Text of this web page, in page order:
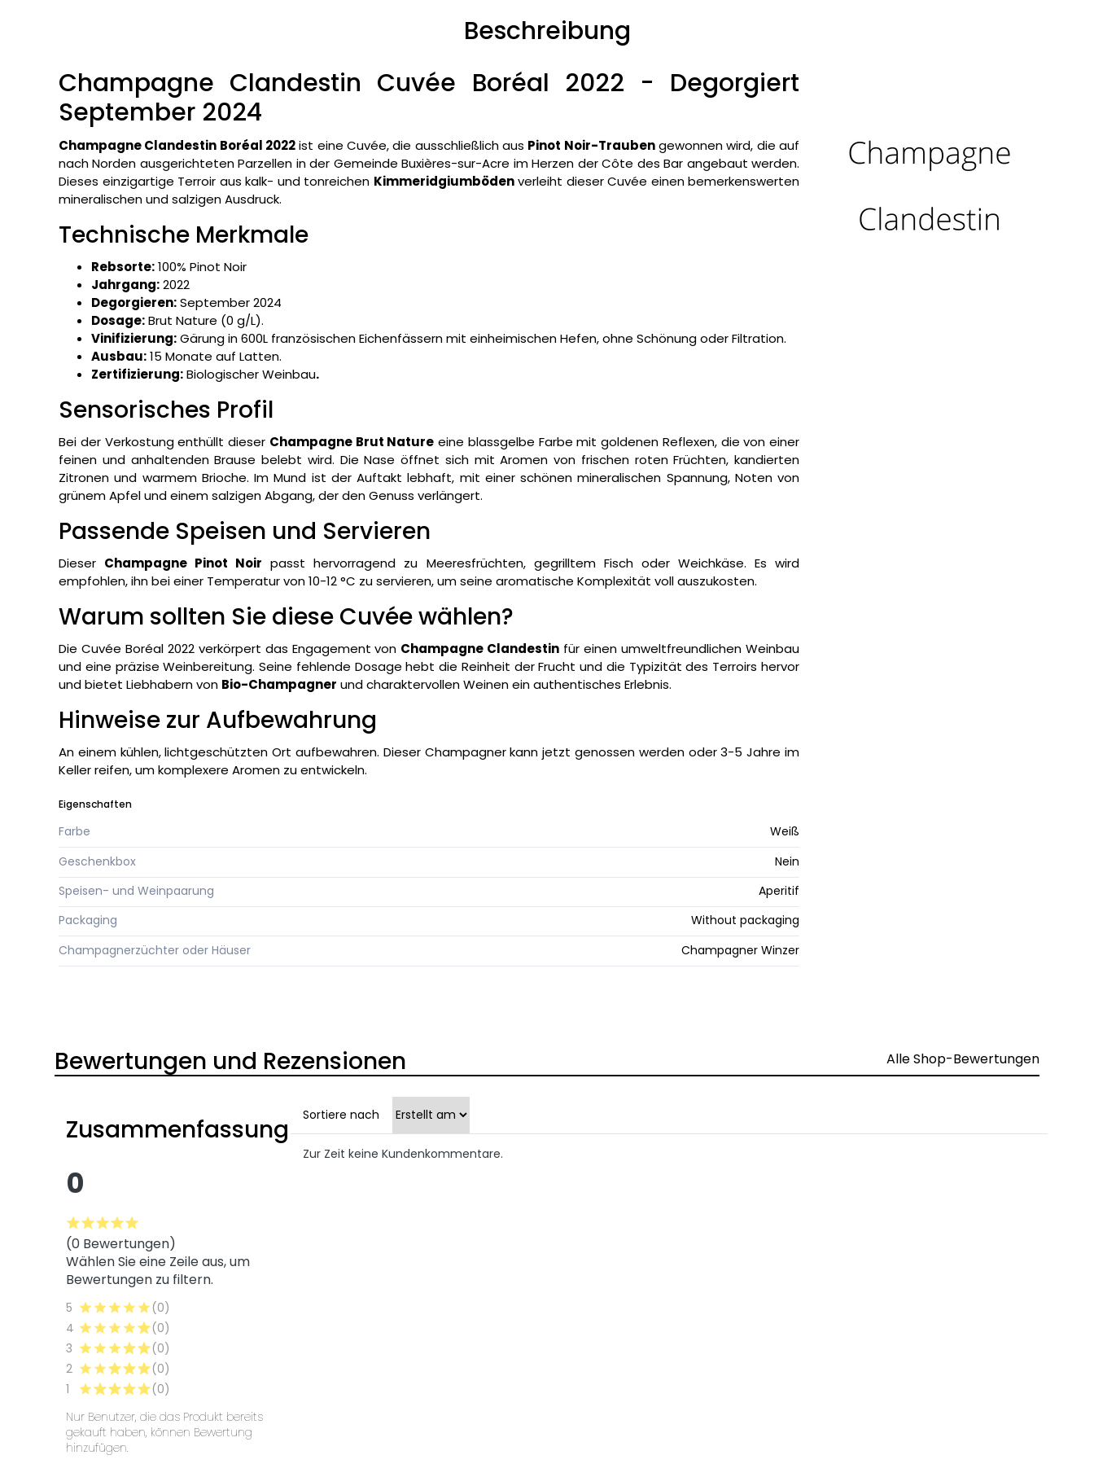
Beschreibung
Champagne Clandestin Cuvée Boréal 2022 - Degorgiert
September 2024
Champagne Clandestin Boréal 2022ist eine Cuvée, die ausschließlich aus Pinot Noir-Traubengewonnen wird, die auf
nach Norden ausgerichteten Parzellen in der Gemeinde Buxières-sur-Acre im Herzen der Côte des Bar angebaut werden.
Dieses einzigartige Terroir aus kalk- und tonreichen Kimmeridgiumbödenverleiht dieser Cuvée einen bemerkenswerten
mineralischen und salzigen Ausdruck.
Technische Merkmale
Rebsorte:100% Pinot Noir
Jahrgang:2022
Degorgieren:September 2024
Dosage:Brut Nature (0 g/L).
Vinifizierung:Gärung in 600L französischen Eichenfässern mit einheimischen Hefen, ohne Schönung oder Filtration.
Ausbau:15 Monate auf Latten.
Zertifizierung:Biologischer Weinbau.
Sensorisches Profil
Bei der Verkostung enthüllt dieser Champagne Brut Nature eine blassgelbe Farbe mit goldenen Reflexen, die von einer
feinen und anhaltenden Brause belebt wird. Die Nase öffnet sich mit Aromen von frischen roten Früchten, kandierten
Zitronen und warmem Brioche. Im Mund ist der Auftakt lebhaft, mit einer schönen mineralischen Spannung, Noten von
grünem Apfel und einem salzigen Abgang, der den Genuss verlängert.
Passende Speisen und Servieren
Dieser Champagne Pinot Noir passt hervorragend zu Meeresfrüchten, gegrilltem Fisch oder Weichkäse. Es wird
empfohlen, ihn bei einer Temperatur von 10-12 °C zu servieren, um seine aromatische Komplexität voll auszukosten.
Warum sollten Sie diese Cuvée wählen?
Die Cuvée Boréal 2022 verkörpert das Engagement von Champagne Clandestin für einen umweltfreundlichen Weinbau
und eine präzise Weinbereitung. Seine fehlende Dosage hebt die Reinheit der Frucht und die Typizität des Terroirs hervor
und bietet Liebhabern von Bio-Champagner und charaktervollen Weinen ein authentisches Erlebnis.
Hinweise zur Aufbewahrung
An einem kühlen, lichtgeschützten Ort aufbewahren. Dieser Champagner kann jetzt genossen werden oder 3-5 Jahre im
Keller reifen, um komplexere Aromen zu entwickeln.
Eigenschaften
Farbe
Weiß
Geschenkbox
Nein
Speisen- und Weinpaarung
Aperitif
Packaging
Without packaging
Champagnerzüchter oder Häuser
Champagner Winzer
Bewertungen und Rezensionen Alle Shop-Bewertungen
Zusammenfassung
0
(0 Bewertungen)
Wählen Sie eine Zeile aus, um
Bewertungen zu filtern.
5
(0)
4
(0)
3
(0)
2
(0)
1
(0)
Nur Benutzer, die das Produkt bereits
gekauft haben, können Bewertung
hinzufügen.
Sortiere nach
Zur Zeit keine Kundenkommentare.